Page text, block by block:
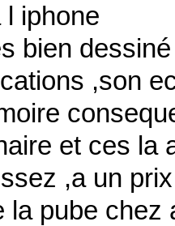
l iphone
bien
,son
et ces la
,a un
la pube chez